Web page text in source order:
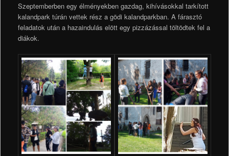
Szeptemberben egy élményekben gazdag, kihívásokkal tarkított
kalandpark túrán vettek rész a gödi kalandparkban. A fárasztó
feladatok után a hazaindulás elött egy pizzázással töltödtek fel a
diákok.